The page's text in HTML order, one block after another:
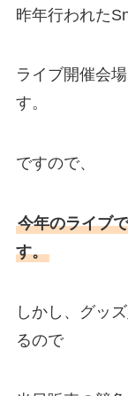
昨年行われた
ライブ開催会
す。
ですので、
今年のライブ
す。
しかし、グッ
るので